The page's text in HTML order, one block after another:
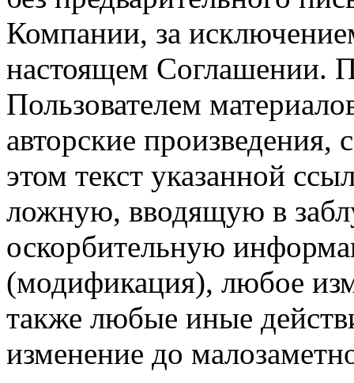
Компании, за
настоящем Соглашении.
Пользователем
авторские произведения,
этом текст указанной
ложную, вводящую в
оскорбительную
(модификация), любое
также любые иные
изменение до